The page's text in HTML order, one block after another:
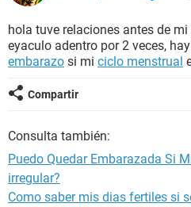
SEXUALIDAD
GLOSARIO
hola tuve relaciones antes de
eyaculo adentro por 2 veces,
embarazo si mi ciclo menstrual
Compartir
Consulta también:
Puedo Quedar Embarazada Si
irregular?
Como saber mis dias fertiles si